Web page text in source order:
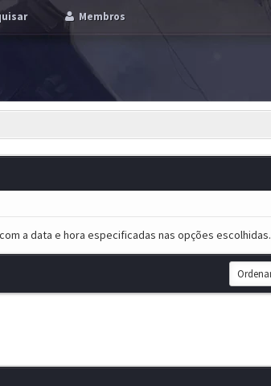
Membros
a data e hora especificadas nas opções escolhidas.